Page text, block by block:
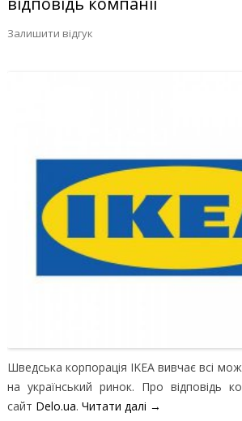
Залишити відгук
Шведська корпорація IKEA вивчає всі
на український ринок. Про відповідь
сайт Delo.ua. Читати далі →